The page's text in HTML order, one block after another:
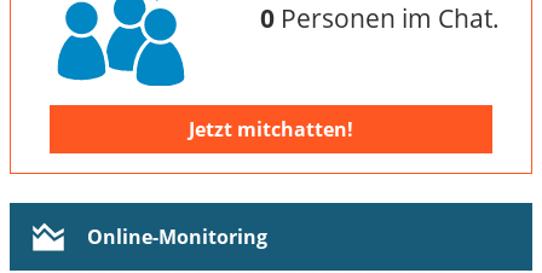
0Personen im Chat.
Jetzt mitchatten!
Online-Monitoring